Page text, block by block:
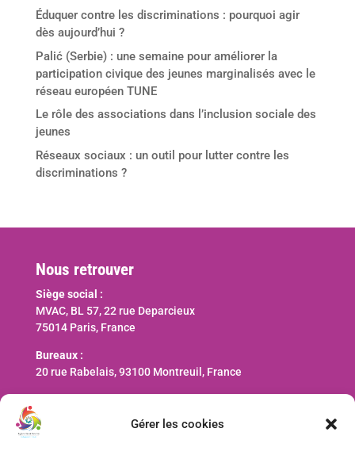
Gérer les cookies
Éduquer contre les discriminations : pourquoi agir
dès aujourd’hui ?
Palić (Serbie) : une semaine pour améliorer la
participation civique des jeunes marginalisés avec le
réseau européen TUNE
Le rôle des associations dans l’inclusion sociale des
jeunes
Réseaux sociaux : un outil pour lutter contre les
discriminations ?
Nous retrouver
Siège social :
MVAC, BL 57, 22 rue Deparcieux
75014 Paris, France
Bureaux :
20 rue Rabelais, 93100 Montreuil, France
Nous contacter